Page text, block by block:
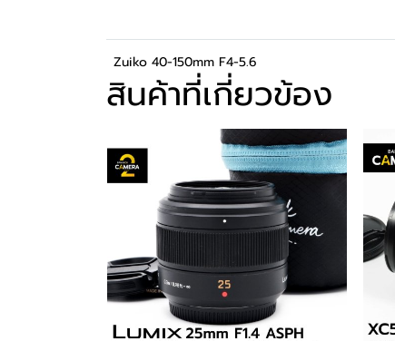
Zuiko 40-150mm F4-5.6
สินค้าที่เกี่ยวข้อง